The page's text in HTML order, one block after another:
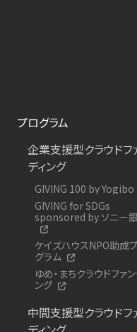
プログラム
企業支援型クラウドフ
ディング
GIVING 100 by Yogibo
GIVING for SDGs
sponsored by ソニー
ケイズハウスNPO助成
グラム
ゆめ・まちクラウドファ
ング
中間支援型クラウドフ